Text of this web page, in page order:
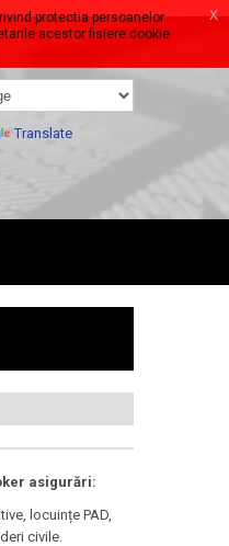
auto - moto - velo
Translate
asigurări:
locuințe PAD,
civile.
protectia persoanelor
acestor fisiere cookie
x